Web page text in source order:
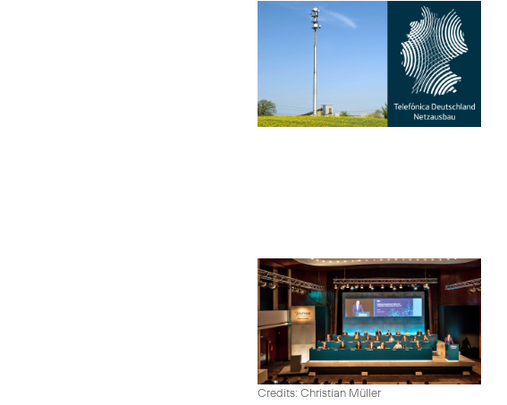
Credits: Christian Müller